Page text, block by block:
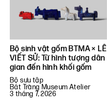
Bộ sinh vật gốm BTMA × LÊ
VIẾT SỬ: Từ hình tượng dân
gian đến hình khối gốm
Bộ sưu tập
Bát Tràng Museum Atelier
3 tháng 7, 2026